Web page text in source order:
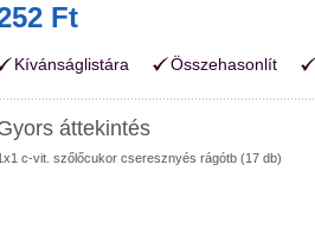
Ft
Kívánságlistára Összehasonlít
áttekintés
c-vit. szőlőcukor cseresznyés rágótb (17 db)